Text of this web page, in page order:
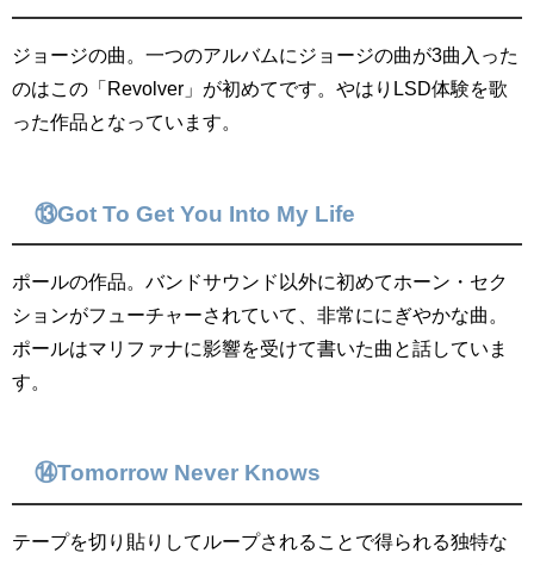
ジョージの曲。一つのアルバムにジョージの曲が3曲入った
のはこの「Revolver」が初めてです。やはりLSD体験を歌
った作品となっています。
⑬Got To Get You Into My Life
ポールの作品。バンドサウンド以外に初めてホーン・セク
ションがフューチャーされていて、非常ににぎやかな曲。
ポールはマリファナに影響を受けて書いた曲と話していま
す。
⑭Tomorrow Never Knows
テープを切り貼りしてループされることで得られる独特な